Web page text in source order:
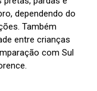
dependendo do
Também
entre crianças
com Sul